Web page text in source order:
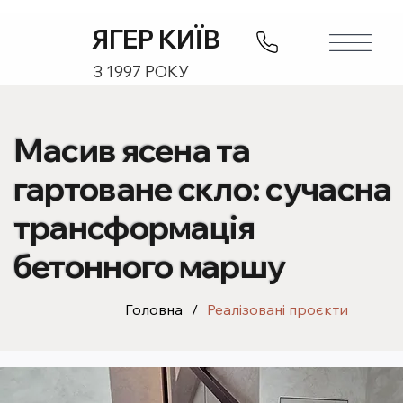
ЯГЕР КИЇВ
З 1997 РОКУ
Масив ясена та
гартоване скло: сучасна
трансформація
бетонного маршу
Головна / Реалізовані проєкти